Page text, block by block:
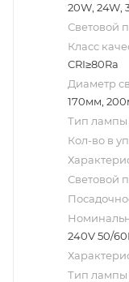
20W, 24W,
Световой
Класс
CRI≥80Ra
Диаметр
170мм,
Тип лампы
Кол-во в
Световой
240V 50/
Тип лампы